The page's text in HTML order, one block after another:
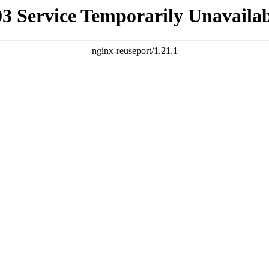
Service Temporarily
nginx-reuseport/1.21.1